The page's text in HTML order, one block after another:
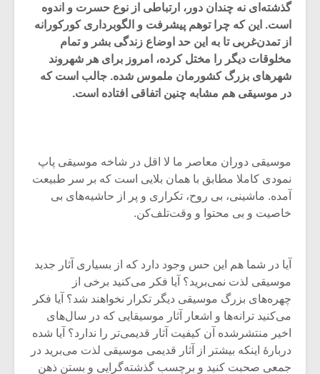
گذشته‌ای نه چندان دور، ارتباطی از نوع حسرت و اندوه
است. این که چرا توهم پیشرفت و الگوبرداری کورکورانه
از تمدن‌غربی تا به این حد اوضاع زندگی بشر و تمام
مخلوقات دیگر را مختل کرده، امروز برای هر شهروند
شهرهای بزرگ کشورمان ملموس شده. جالب است که
در موسیقی هم مشابه چنین اتفاقی افتاده است.
موسیقی دوران معاصر ما لا اقل در شاخه موسیقی پاپ
نمودی کاملا مطابق با همان بلایی است که بر سر طبیعت
آمده. ماشینی، بی روح، تکراری و پر از حاشیه‌های بی
خاصیت و بی محتوا و وقت‌تلف‌کن.
آیا در شما هم این حس وجود دارد که از بسیاری آثار جدید
موسیقی لذت نمی‌برید؟ آیا فکر می‌کنید برخی از
چهره‌های بزرگ موسیقی دیگر تکرار نخواهند شد؟ آیا فکر
می‌کنید ترانه‌ها و اشعار آثار موسیقایی که در سال‌های
اخیر منتشر‌شده آن کیفیت آثار قدیمی‌تر را ندارد؟ آیا شده
دربارۀ اینکه بیشتر از آثار قدیمی موسیقی لذت می‌برید در
جمعی صحبت کنید و برچسب گذشته‌گرایی و بستن ذهن